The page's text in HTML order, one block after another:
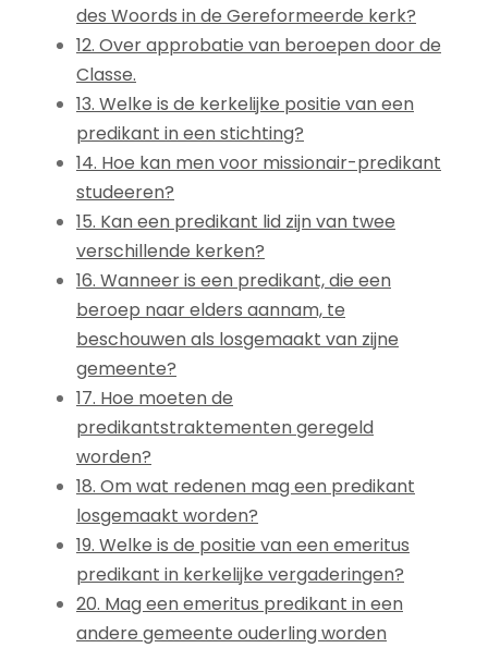
des Woords in de Gereformeerde kerk?
12. Over approbatie van beroepen door de
Classe.
13. Welke is de kerkelijke positie van een
predikant in een stichting?
14. Hoe kan men voor missionair-predikant
studeeren?
15. Kan een predikant lid zijn van twee
verschillende kerken?
16. Wanneer is een predikant, die een
beroep naar elders aannam, te
beschouwen als losgemaakt van zijne
gemeente?
17. Hoe moeten de
predikantstraktementen geregeld
worden?
18. Om wat redenen mag een predikant
losgemaakt worden?
19. Welke is de positie van een emeritus
predikant in kerkelijke vergaderingen?
20. Mag een emeritus predikant in een
andere gemeente ouderling worden